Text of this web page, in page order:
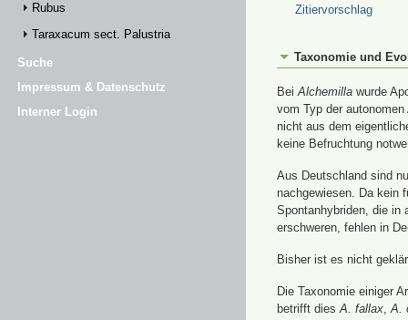
Rubus
Taraxacum sect. Palustria
Suche
Impressum & Datenschutz
Interner Login
Zitiervorschlag
Taxonomie und
BeiAlchemilla wurde
vom Typ der
nicht aus dem
keine Befruchtung
Aus Deutschland sind
nachgewiesen. Da kein
Spontanhybriden, die in
erschweren, fehlen in
Bisher ist es nicht
Die Taxonomie einiger
betrifft diesA. fallax,A.